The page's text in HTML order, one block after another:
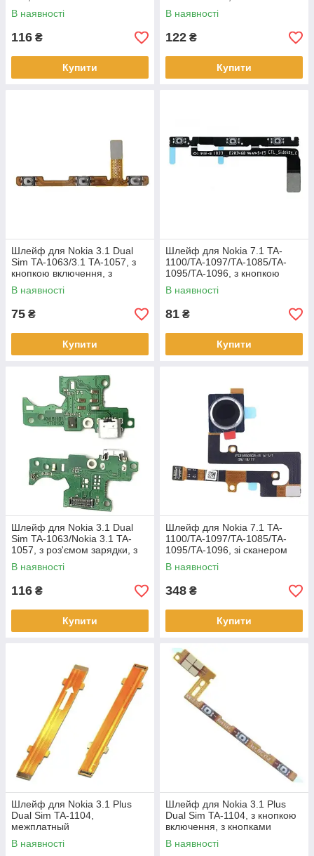
В наявності
116 ₴
Купити
В наявності
122 ₴
Купити
Шлейф для Nokia 3.1 Dual
Sim TA-1063/3.1 TA-1057, з
кнопкою включення, з
кнопками регулювання
гучності
В наявності
75 ₴
Купити
Шлейф для Nokia 7.1 TA-
1100/TA-1097/TA-1085/TA-
1095/TA-1096, з кнопкою
включення, з кнопками
регулювання гучності
В наявності
81 ₴
Купити
Шлейф для Nokia 3.1 Dual
Sim TA-1063/Nokia 3.1 TA-
1057, з роз'ємом зарядки, з
мікрофоном, плата зарядки,
з мікросхемою, оригінал
В наявності
116 ₴
Купити
Шлейф для Nokia 7.1 TA-
1100/TA-1097/TA-1085/TA-
1095/TA-1096, зі сканером
відбитка пальця, чорного
кольору
В наявності
348 ₴
Купити
Шлейф для Nokia 3.1 Plus
Dual Sim TA-1104,
межплатный
В наявності
Шлейф для Nokia 3.1 Plus
Dual Sim TA-1104, з кнопкою
включення, з кнопками
регулювання гучності
В наявності